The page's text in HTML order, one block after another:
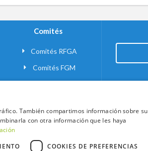
Comités
Comités RFGA
Comités FGM
También compartimos información sobre su
con otra información que les haya
COOKIES DE PREFERENCIAS